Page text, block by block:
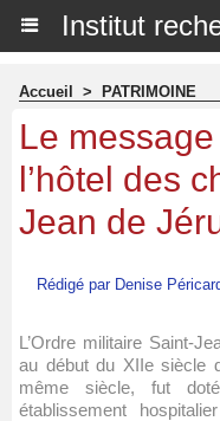
Institut
Accueil > PATRIMOINE
Le
l’hôtel des
Jean de
Rédigé par Denise
L’Ordre militaire Saint-
au début du XIIe siècle
même siècle, fut
établissement